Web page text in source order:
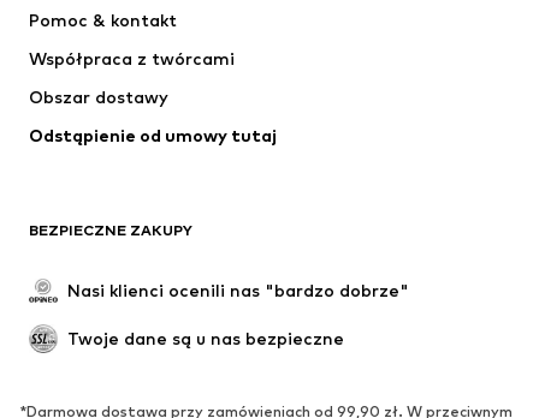
SUPERFIT
Pomoc & kontakt
Współpraca z twórcami
Obszar dostawy
Odstąpienie od umowy tutaj
BEZPIECZNE ZAKUPY
Nasi klienci ocenili nas "bardzo dobrze"
Twoje dane są u nas bezpieczne
*Darmowa dostawa przy zamówieniach od 99,90 zł. W przeciwnym